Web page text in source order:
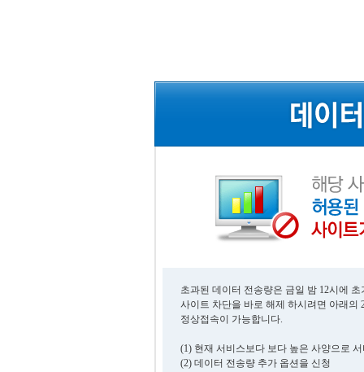
초과된 데이터 전송량은 금일 밤 12시에
사이트 차단을 바로 해제 하시려면 아래의
정상접속이 가능합니다.
(1) 현재 서비스보다 보다 높은 사양으로
(2) 데이터 전송량 추가 옵션을 신청